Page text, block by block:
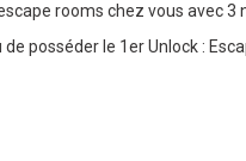
rooms chez vous avec 3
posséder le 1er Unlock :